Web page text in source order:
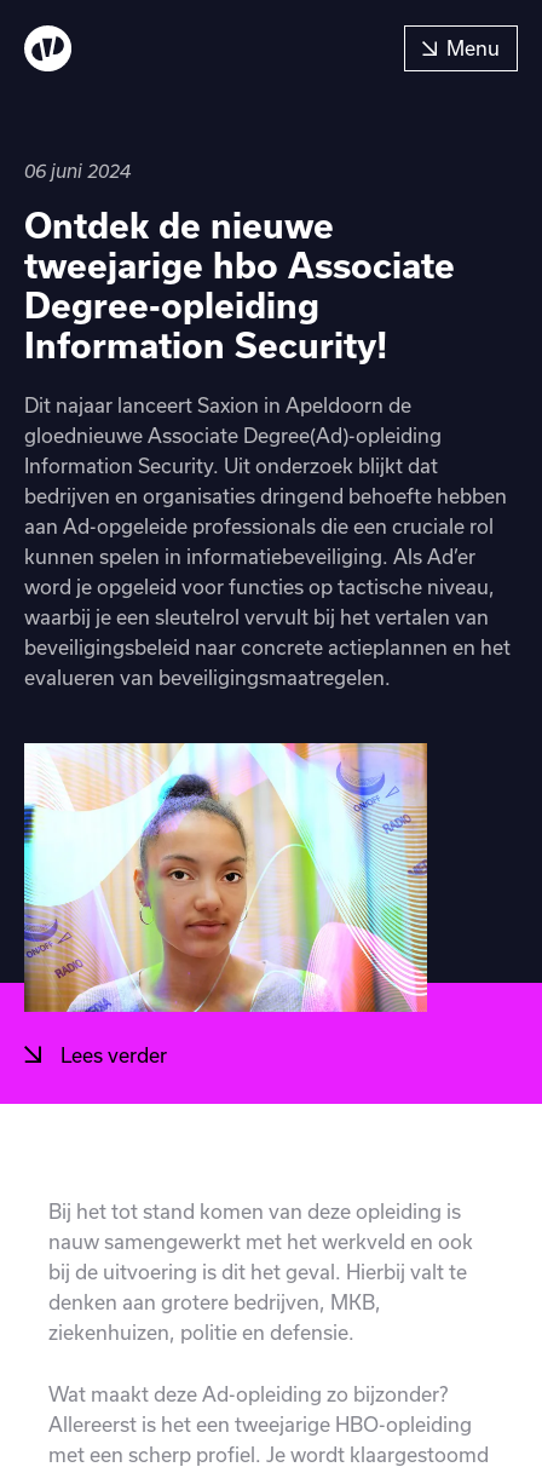
06 juni 2024
Ontdek de nieuwe
tweejarige hbo Associate
Degree-opleiding
Information Security!
Dit najaar lanceert Saxion in Apeldoorn de
gloednieuwe Associate Degree(Ad)-opleiding
Information Security. Uit onderzoek blijkt dat
bedrijven en organisaties dringend behoefte hebben
aan Ad-opgeleide professionals die een cruciale rol
kunnen spelen in informatiebeveiliging. Als Ad’er
word je opgeleid voor functies op tactische niveau,
waarbij je een sleutelrol vervult bij het vertalen van
beveiligingsbeleid naar concrete actieplannen en het
evalueren van beveiligingsmaatregelen.
Lees verder
Bij het tot stand komen van deze opleiding is
nauw samengewerkt met het werkveld en ook
bij de uitvoering is dit het geval. Hierbij valt te
denken aan grotere bedrijven, MKB,
ziekenhuizen, politie en defensie.
Wat maakt deze Ad-opleiding zo bijzonder?
Allereerst is het een tweejarige HBO-opleiding
met een scherp profiel. Je wordt klaargestoomd